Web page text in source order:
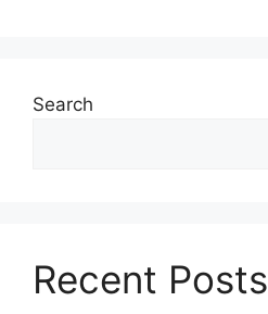
Search
Recent Posts